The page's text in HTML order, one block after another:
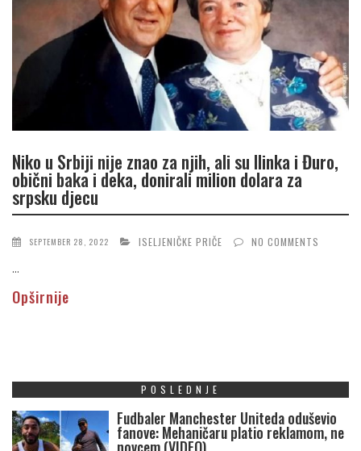
Niko u Srbiji nije znao za njih, ali su Ilinka i Đuro,
obični baka i deka, donirali milion dolara za
srpsku djecu
SEPTEMBER 28, 2022 ISELJENIČKE PRIČE NO COMMENTS
...
Opširnije
POSLEDNJE
Fudbaler Manchester Uniteda oduševio
fanove: Mehaničaru platio reklamom, ne